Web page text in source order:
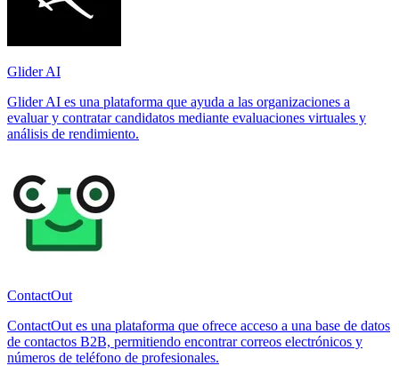
Glider AI
Glider AI es una plataforma que ayuda a las organizaciones a
evaluar y contratar candidatos mediante evaluaciones virtuales y
análisis de rendimiento.
ContactOut
ContactOut es una plataforma que ofrece acceso a una base de datos
de contactos B2B, permitiendo encontrar correos electrónicos y
números de teléfono de profesionales.